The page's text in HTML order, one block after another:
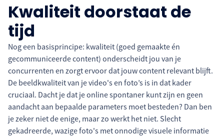
Kwaliteit doorstaat de
tijd
Nog een basisprincipe: kwaliteit (goed gemaakte én
gecommuniceerde content) onderscheidt jou van je
concurrenten en zorgt ervoor dat jouw content relevant blijft.
De beeldkwaliteit van je video's en foto’s is in dat kader
cruciaal. Dacht je dat je online spontaner kunt zijn en geen
aandacht aan bepaalde parameters moet besteden? Dan ben
je zeker niet de enige, maar zo werkt het niet. Slecht
gekadreerde, wazige foto's met onnodige visuele informatie